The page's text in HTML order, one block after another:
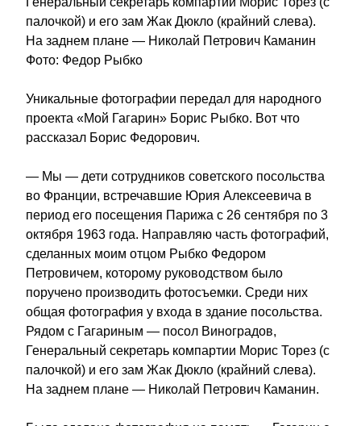
палочкой) и его зам Жак Дюкло (крайний слева).
На заднем плане — Николай Петрович Каманин
Фото: Федор Рыбко
Уникальные фотографии передал для народного
проекта «Мой Гагарин» Борис Рыбко. Вот что
рассказал Борис Федорович.
— Мы — дети сотрудников советского посольства
во Франции, встречавшие Юрия Алексеевича в
период его посещения Парижа с 26 сентября по 3
октября 1963 года. Направляю часть фотографий,
сделанных моим отцом Рыбко Федором
Петровичем, которому руководством было
поручено производить фотосъемки. Среди них
общая фотография у входа в здание посольства.
Рядом с Гагариным — посол Виноградов,
Генеральный секретарь компартии Морис Торез (с
палочкой) и его зам Жак Дюкло (крайний слева).
На заднем плане — Николай Петрович Каманин.